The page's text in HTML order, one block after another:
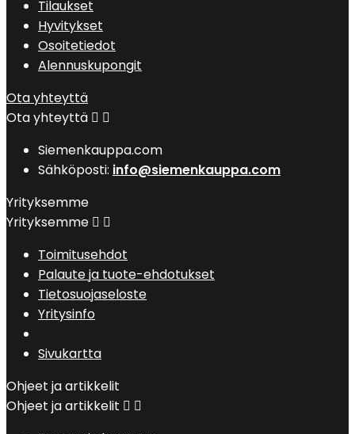
Tilaukset
Hyvitykset
Osoitetiedot
Alennuskupongit
Ota yhteyttä
Ota yhteyttä  
Siemenkauppa.com
Sähköposti: info@siemenkauppa.com
Yrityksemme
Yrityksemme  
Toimitusehdot
Palaute ja tuote-ehdotukset
Tietosuojaseloste
Yritysinfo
Sivukartta
Ohjeet ja artikkelit
Ohjeet ja artikkelit  